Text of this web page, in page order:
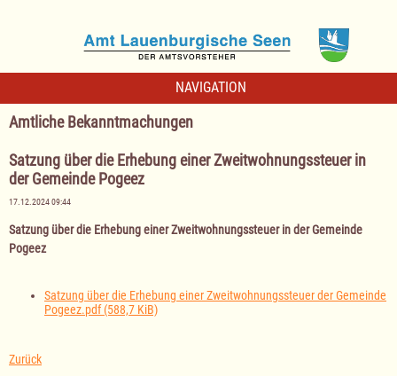
NAVIGATION
Amtliche Bekanntmachungen
Satzung über die Erhebung einer Zweitwohnungssteuer in
der Gemeinde Pogeez
17.12.2024 09:44
Satzung über die Erhebung einer Zweitwohnungssteuer in der Gemeinde
Pogeez
Satzung über die Erhebung einer Zweitwohnungssteuer der Gemeinde
Pogeez.pdf(588,7 KiB)
Zurück